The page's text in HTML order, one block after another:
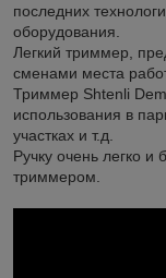
последних
оборудования.
Легкий триммер,
сменами места
Триммер Shtenli
использования в
участках и т.д.
Ручку очень легко и
триммером.